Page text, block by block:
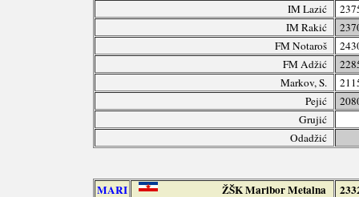
IM Lazić
IM Rakić
FM Notaroš
FM Adžić
Markov, S.
Pejić
Grujić
Odadžić
MARI ŽŠK Maribor Metalna